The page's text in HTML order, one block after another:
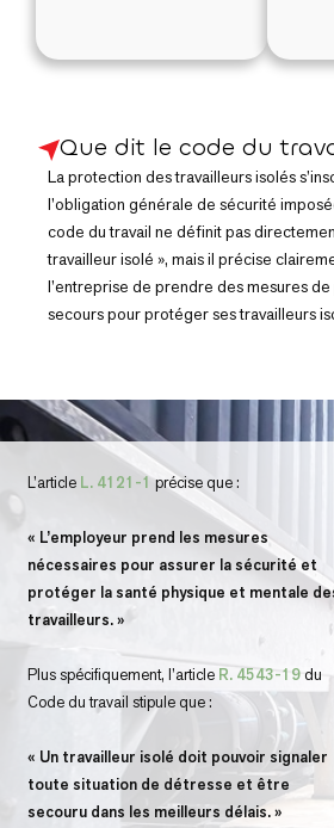
Que dit le code du
La protection des travailleurs isolés
l’obligation générale de sécurité
code du travail ne définit pas
travailleur isolé », mais il précise
l’entreprise de prendre des mesures
secours pour protéger ses travailleurs
L’article L. 4121-1précise que :
« L’employeur prend les mesures
nécessaires pour assurer la sécurité et
protéger la santé physique et mentale
travailleurs. »
Plus spécifiquement, l’article R. 4543-19 du
Code du travail stipule que :
« Un travailleur isolé doit pouvoir signaler
toute situation de détresse et être
secouru dans les meilleurs délais. »